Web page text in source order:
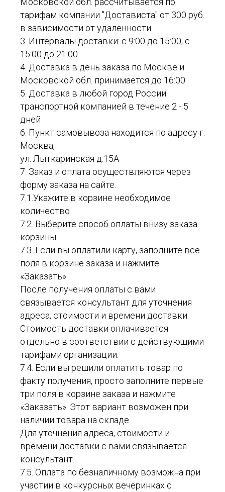
тарифам компании "Достависта" от 300 руб.
в зависимости от удаленности
3. Интервалы доставки: с 9:00 до 15:00, с
15:00 до 21:00
4. Доставка в день заказа по Москве и
Московской обл. принимается до 16:00
5. Доставка в любой город России
транспортной компанией в течение 2 - 5
дней
6. Пункт самовывоза находится по адресу г.
Москва,
ул. Лыткаринская д.15А
7. Заказ и оплата осуществляются через
форму заказа на сайте.
7.1.Укажите в корзине необходимое
количество
7.2. Выберите способ оплаты внизу заказа
корзины.
7.3. Если вы оплатили карту, заполните все
поля в корзине заказа и нажмите
«Заказать».
После получения оплаты с вами
связывается консультант для уточнения
адреса, стоимости и времени доставки.
Стоимость доставки оплачивается
отдельно в соответствии с действующими
тарифами организации.
7.4. Если вы решили оплатить товар по
факту получения, просто заполните первые
три поля в корзине заказа и нажмите
«Заказать». Этот вариант возможен при
наличии товара на складе.
Для уточнения адреса, стоимости и
времени доставки с вами связывается
консультант.
7.5. Оплата по безналичному возможна при
участии в конкурсных вечеринках с